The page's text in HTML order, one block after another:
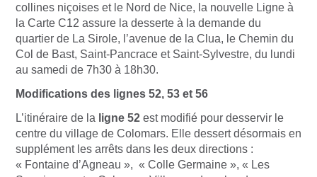
collines niçoises et le Nord de Nice, la nouvelle Ligne à
la Carte C12 assure la desserte à la demande du
quartier de La Sirole, l’avenue de la Clua, le Chemin du
Col de Bast, Saint-Pancrace et Saint-Sylvestre, du lundi
au samedi de 7h30 à 18h30.
Modifications des lignes 52, 53 et 56
L’itinéraire de la ligne 52 est modifié pour desservir le
centre du village de Colomars. Elle dessert désormais en
supplément les arrêts dans les deux directions :
« Fontaine d’Agneau », « Colle Germaine », « Les